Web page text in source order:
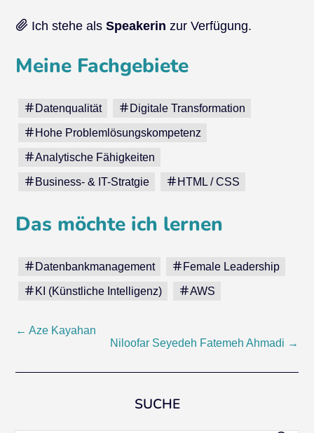
Ich stehe alsSpeakerin zur Verfügung.
Meine Fachgebiete
Datenqualität Digitale Transformation
Hohe Problemlösungskompetenz
Analytische Fähigkeiten
Business- & IT-Stratgie HTML / CSS
Das möchte ich lernen
Datenbankmanagement Female Leadership
KI (Künstliche Intelligenz) AWS
Beitragsnavigation
← Aze Kayahan
Niloofar Seyedeh Fatemeh Ahmadi →
SUCHE